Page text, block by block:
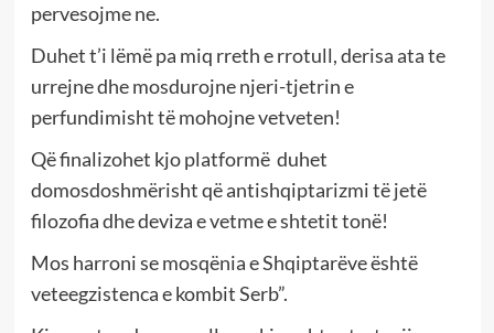
pervesojme ne.
Duhet t’i lëmë pa miq rreth e rrotull, derisa ata te
urrejne dhe mosdurojne njeri-tjetrin e
perfundimisht të mohojne vetveten!
Që finalizohet kjo platformë duhet
domosdoshmërisht që antishqiptarizmi të jetë
filozofia dhe deviza e vetme e shtetit tonë!
Mos harroni se mosqënia e Shqiptarëve është
veteegzistenca e kombit Serb”.